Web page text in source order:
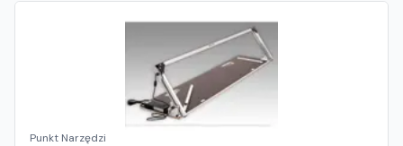
Punkt Narzędzi